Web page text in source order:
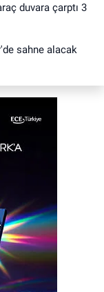
duvara çarptı 3
sahne alacak